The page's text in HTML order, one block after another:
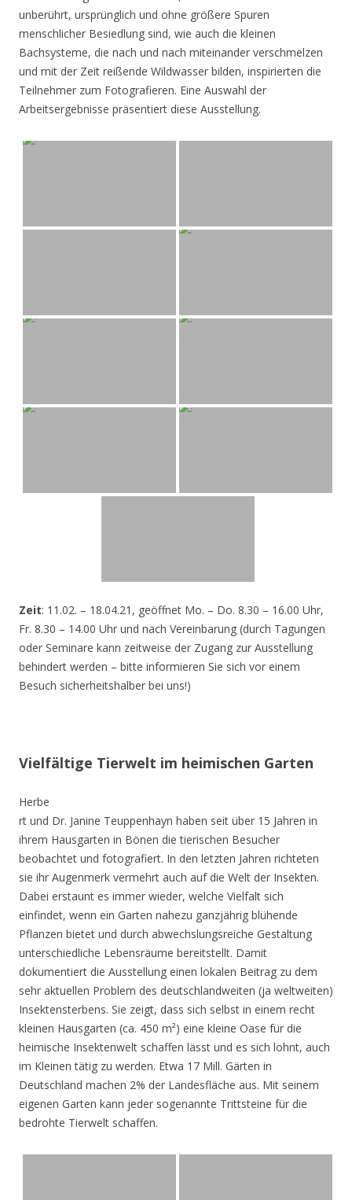
unberührt, ursprünglich und ohne größere Spuren
menschlicher Besiedlung sind, wie auch die kleinen
Bachsysteme, die nach und nach miteinander verschmelzen
und mit der Zeit reißende Wildwasser bilden, inspirierten die
Teilnehmer zum Fotografieren. Eine Auswahl der
Arbeitsergebnisse präsentiert diese Ausstellung.
Zeit: 11.02. – 18.04.21, geöffnet Mo. – Do. 8.30 – 16.00 Uhr,
Fr. 8.30 – 14.00 Uhr und nach Vereinbarung (durch Tagungen
oder Seminare kann zeitweise der Zugang zur Ausstellung
behindert werden – bitte informieren Sie sich vor einem
Besuch sicherheitshalber bei uns!)
Vielfältige Tierwelt im heimischen Garten
Herbe
rt und Dr. Janine Teuppenhayn haben seit über 15 Jahren in
ihrem Hausgarten in Bönen die tierischen Besucher
beobachtet und fotografiert. In den letzten Jahren richteten
sie ihr Augenmerk vermehrt auch auf die Welt der Insekten.
Dabei erstaunt es immer wieder, welche Vielfalt sich
einfindet, wenn ein Garten nahezu ganzjährig blühende
Pflanzen bietet und durch abwechslungsreiche Gestaltung
unterschiedliche Lebensräume bereitstellt. Damit
dokumentiert die Ausstellung einen lokalen Beitrag zu dem
sehr aktuellen Problem des deutschlandweiten (ja weltweiten)
Insektensterbens. Sie zeigt, dass sich selbst in einem recht
kleinen Hausgarten (ca. 450 m²) eine kleine Oase für die
heimische Insektenwelt schaffen lässt und es sich lohnt, auch
im Kleinen tätig zu werden. Etwa 17 Mill. Gärten in
Deutschland machen 2% der Landesfläche aus. Mit seinem
eigenen Garten kann jeder sogenannte Trittsteine für die
bedrohte Tierwelt schaffen.